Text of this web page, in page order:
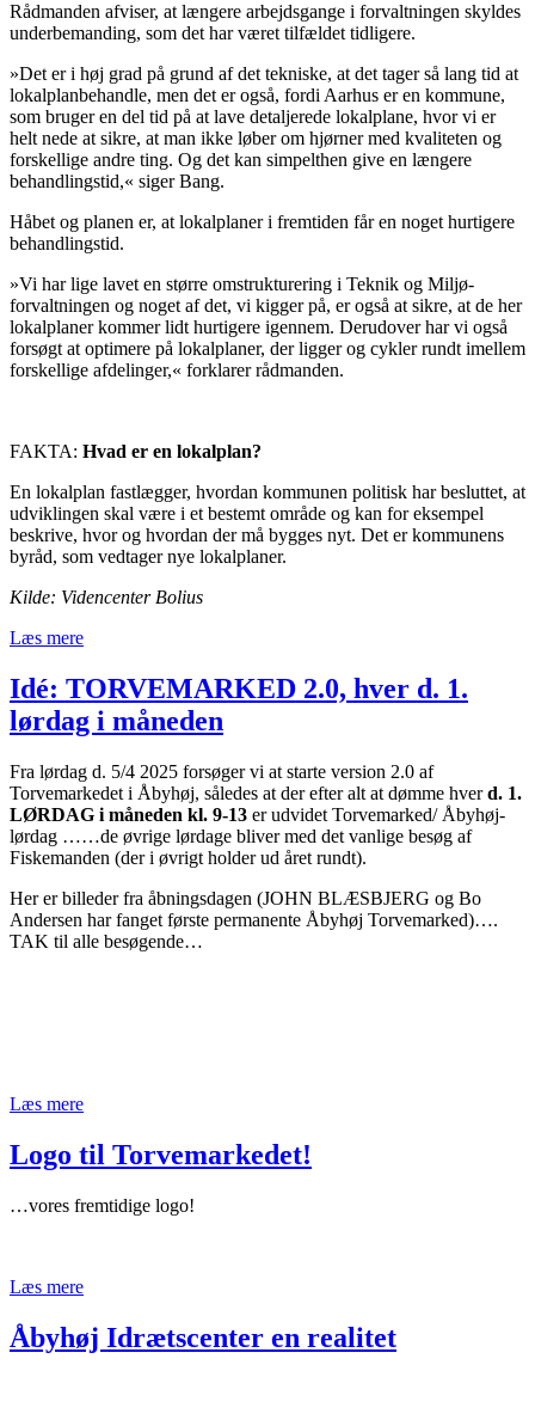
Rådmanden afviser, at længere arbejdsgange i forvaltningen skyldes
underbemanding, som det har været tilfældet tidligere.
»Det er i høj grad på grund af det tekniske, at det tager så lang tid at
lokalplanbehandle, men det er også, fordi Aarhus er en kommune,
som bruger en del tid på at lave detaljerede lokalplane, hvor vi er
helt nede at sikre, at man ikke løber om hjørner med kvaliteten og
forskellige andre ting. Og det kan simpelthen give en længere
behandlingstid,« siger Bang.
Håbet og planen er, at lokalplaner i fremtiden får en noget hurtigere
behandlingstid.
»Vi har lige lavet en større omstrukturering i Teknik og Miljø-
forvaltningen og noget af det, vi kigger på, er også at sikre, at de her
lokalplaner kommer lidt hurtigere igennem. Derudover har vi også
forsøgt at optimere på lokalplaner, der ligger og cykler rundt imellem
forskellige afdelinger,« forklarer rådmanden.
FAKTA: Hvad er en lokalplan?
En lokalplan fastlægger, hvordan kommunen politisk har besluttet, at
udviklingen skal være i et bestemt område og kan for eksempel
beskrive, hvor og hvordan der må bygges nyt. Det er kommunens
byråd, som vedtager nye lokalplaner.
Kilde: Videncenter Bolius
Læs mere
Idé: TORVEMARKED 2.0, hver d. 1.
lørdag i måneden
Fra lørdag d. 5/4 2025 forsøger vi at starte version 2.0 af
Torvemarkedet i Åbyhøj, således at der efter alt at dømme hverd. 1.
LØRDAG i måneden kl. 9-13 er udvidet Torvemarked/ Åbyhøj-
lørdag ……de øvrige lørdage bliver med det vanlige besøg af
Fiskemanden (der i øvrigt holder ud året rundt).
Her er billeder fra åbningsdagen (JOHN BLÆSBJERG og Bo
Andersen har fanget første permanente Åbyhøj Torvemarked)….
TAK til alle besøgende…
Læs mere
Logo til Torvemarkedet!
…vores fremtidige logo!
Læs mere
Åbyhøj Idrætscenter en realitet